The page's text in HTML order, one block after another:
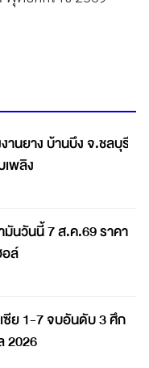
านยาง บ้านบึง จ.ชลบุรี
พลิง
นวันนี้ 7 ส.ค.69 ราคา
อล์
ย 1-7 จบอันดับ 3 ศึก
2026